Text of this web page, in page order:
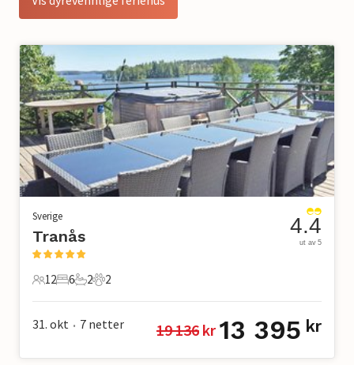
Sverige
Tranås
12 Gjester
12
6 Soverom
6
2 Bad
2
2 Kjæledyr
2
4.4
ut av 5
31. okt • 7 netter 19 136 kr 13 395 kr